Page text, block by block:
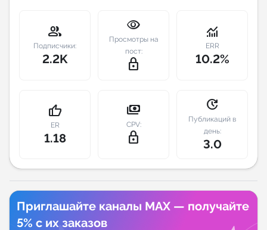
Аналитика Telegram
group
Подписчики:
2.2K
visibility
Просмотры на
пост:
lock_outline
monitoring
ERR
10.2%
thumb_up
ER
1.18
payments
CPV:
lock_outline
update
Публикаций в
день:
3.0
Приглашайте каналы MAX — получайте
5% с их заказов